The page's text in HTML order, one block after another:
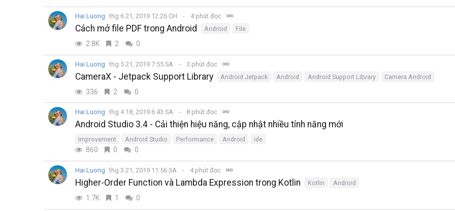
Hai Luong thg 6 21, 2019 12:26 CH 4 phút đọc
Cách mở file PDF trong Android Android File
2.8K 2 0
Hai Luong thg 5 21, 2019 7:55 SA 3 phút đọc
CameraX - Jetpack Support Library Android Jetpack Android Android Support Library Camera Android
336 2 0
Hai Luong thg 4 18, 2019 6:43 SA 8 phút đọc
Android Studio 3.4 - Cải thiện hiệu năng, cập nhật nhiều tính năng mới
Improvement Android Studio Performance Android ide
860 0 0
Hai Luong thg 3 21, 2019 11:56 SA 4 phút đọc
Higher-Order Function và Lambda Expression trong Kotlin Kotlin Android
1.7K 1 0